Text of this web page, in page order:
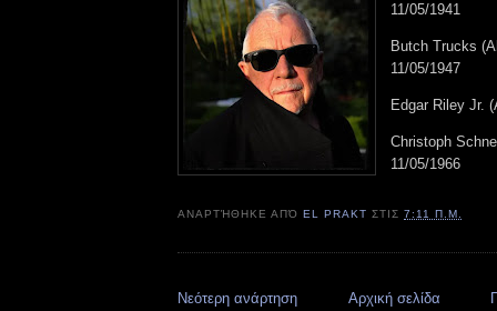
11/05/1941
Butch Trucks
11/05/1947
Edgar Riley Jr.
Christoph
11/05/1966
ΑΝΑΡΤΉΘΗΚΕ ΑΠΌEL PRAKT ΣΤΙΣ7:11 Π.Μ.
Νεότερη ανάρτηση Αρχική σελίδα